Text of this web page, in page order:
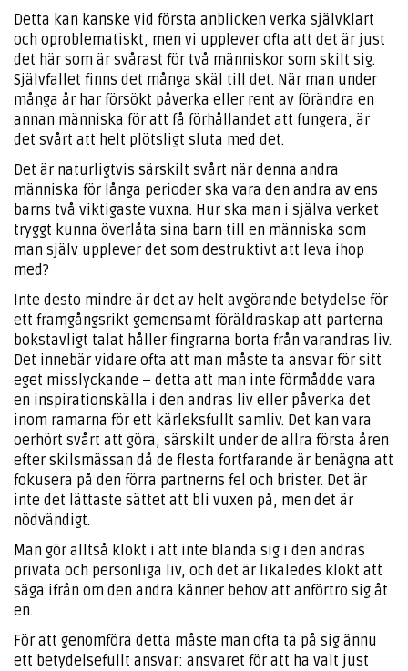
Detta kan kanske vid första anblicken verka självklart
och oproblematiskt, men vi upplever ofta att det är just
det här som är svårast för två människor som skilt sig.
Självfallet finns det många skäl till det. När man under
många år har försökt påverka eller rent av förändra en
annan människa för att få förhållandet att fungera, är
det svårt att helt plötsligt sluta med det.
Det är naturligtvis särskilt svårt när denna andra
människa för långa perioder ska vara den andra av ens
barns två viktigaste vuxna. Hur ska man i själva verket
tryggt kunna överlåta sina barn till en människa som
man själv upplever det som destruktivt att leva ihop
med?
Inte desto mindre är det av helt avgörande betydelse för
ett framgångsrikt gemensamt föräldraskap att parterna
bokstavligt talat håller fingrarna borta från varandras liv.
Det innebär vidare ofta att man måste ta ansvar för sitt
eget misslyckande – detta att man inte förmådde vara
en inspirationskälla i den andras liv eller påverka det
inom ramarna för ett kärleksfullt samliv. Det kan vara
oerhört svårt att göra, särskilt under de allra första åren
efter skilsmässan då de flesta fortfarande är benägna att
fokusera på den förra partnerns fel och brister. Det är
inte det lättaste sättet att bli vuxen på, men det är
nödvändigt.
Man gör alltså klokt i att inte blanda sig i den andras
privata och personliga liv, och det är likaledes klokt att
säga ifrån om den andra känner behov att anförtro sig åt
en.
För att genomföra detta måste man ofta ta på sig ännu
ett betydelsefullt ansvar: ansvaret för att ha valt just